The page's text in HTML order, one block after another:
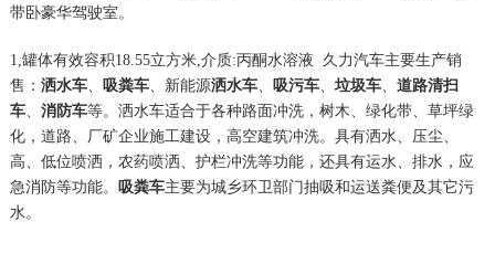
带卧豪华驾驶室。
1,罐体有效容积18.55立方米,介质:丙酮水溶液 久力汽车主要生产销
售： 洒水车、 吸粪车、新能源洒水车、 吸污车、垃圾车、 道路清扫
车、 消防车等。洒水车适合于各种路面冲洗，树木、绿化带、草坪绿
化，道路、厂矿企业施工建设，高空建筑冲洗。具有洒水、压尘、
高、低位喷洒，农药喷洒、护栏冲洗等功能，还具有运水、排水，应
急消防等功能。
吸粪车主要为城乡环卫部门抽吸和运送粪便及其它污
水。